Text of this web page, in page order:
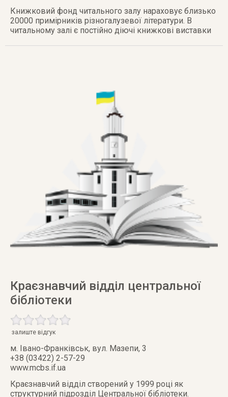
Книжковий фонд читального залу нараховує близько
20000 примірників різногалузевої літератури. В
читальному залі є постійно діючі книжкові виставки
Краєзнавчий відділ центральної
бібліотеки
залиште відгук
м. Івано-Франківськ, вул. Мазепи, 3
+38 (03422) 2-57-29
www.mcbs.if.ua
Краєзнавчий відділ створений у 1999 році як
структурний підрозділ Центральної бібліотеки.